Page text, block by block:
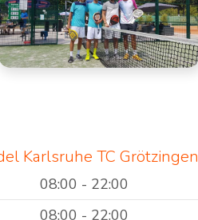
Karlsruhe TC Grötzingen
08:00 - 22:00
08:00 - 22:00